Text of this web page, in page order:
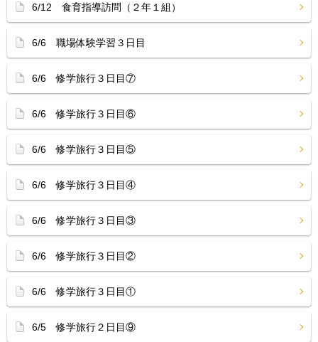
6/12 食育指導訪問（２年１組）
6/6 職場体験学習３日目
6/6 修学旅行３日目⑦
6/6 修学旅行３日目⑥
6/6 修学旅行３日目⑤
6/6 修学旅行３日目④
6/6 修学旅行３日目③
6/6 修学旅行３日目②
6/6 修学旅行３日目①
6/5 修学旅行２日目⑨